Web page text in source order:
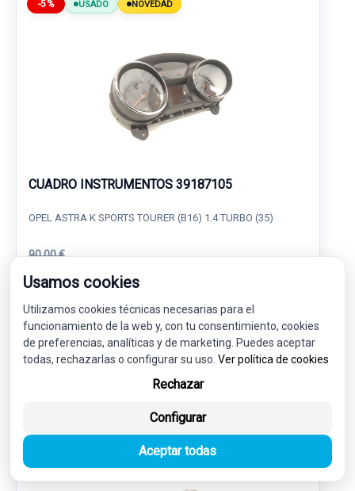
-5% USADO NOVEDAD
CUADRO INSTRUMENTOS 39187105
OPEL ASTRA K SPORTS TOURER (B16) 1.4 TURBO (35)
90,00 €
103,46 € (IVA incl.)
Ref: 7569463 OEM: 39187105
Garantía 1 año Envío 24-48h
Usamos cookies
Utilizamos cookies técnicas necesarias para el
funcionamiento de la web y, con tu consentimiento, cookies
de preferencias, analíticas y de marketing. Puedes aceptar
todas, rechazarlas o configurar su uso. Ver política de cookies
Rechazar
Configurar
Aceptar todas